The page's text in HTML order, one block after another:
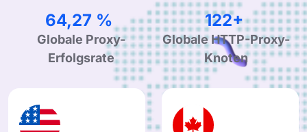
99,90 %
Globale Proxy-
Erfolgsrate
190+
Globale HTTP-Proxy-
Knoten